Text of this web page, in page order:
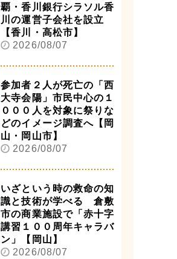
覇・香川銀行シラソル香
川の運営子会社を設立
【香川・高松市】
2026/08/07
参加者２人が死亡の「西
大寺会陽」市民中心の１
０００人を対象に祭りな
どのイメージ調査へ【岡
山・岡山市】
2026/08/07
いざという時の救命の知
識と技術が学べる 倉敷
市の商業施設で「赤十字
講習１００周年キャラバ
ン」【岡山】
2026/08/07